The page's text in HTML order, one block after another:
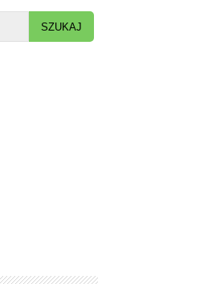
Search
for: